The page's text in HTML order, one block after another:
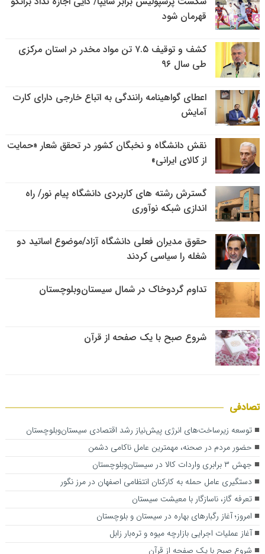
قهرمان شود
کشف و توقیف ۷.۵ تن مواد مخدر در استان مرکزی
طی سال ۹۶
اعطای گواهینامه رانندگی به اتباع خارجی دارای کارت
آمایش
نقش دانشگاه و نخبگان کشور در تحقق شعار «حمایت
از کالای ایرانی»
گسترش رشته های کاربردی دانشگاه پیام نور/ راه
اندازی شبکه نوآوری
حقوق مدیران فعلی دانشگاه آزاد/موضوع اساتید دو
شغله را سیاسی کردند
تداوم گردوخاک در شمال سیستان‌وبلوچستان
شروع صبح با یک صفحه از قرآن
تصادفی
توسعه زیرساخت‌های انرژی پیش‌نیاز رشد اقتصادی سیستان‌وبلوچستان
حضور مردم در صحنه، مهمترین عامل ناکامی دشمن
جهش ۳ برابری واردات کالا در سیستان‌وبلوچستان
دستگیری عامل حمله به کارکنان انتظامی اصفهان در مرز نگور
تعرفه گاز، ناسازگار با معیشت سیستان
امروز؛ آغاز رگبارهای بهاره در سیستان و بلوچستان
آغاز عملیات اجرایی بازارچه میوه و تره‌بار زابل
شروع صبح با یک صفحه از قرآن